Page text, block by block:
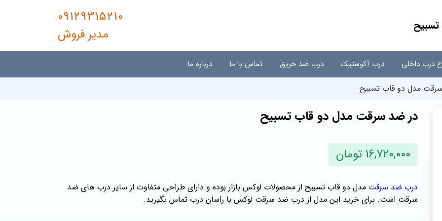
09129315210
مدیر فروش
درب داخلی درب آکوستیک درب ضد حریق تماس با ما درباره ما
مدل دو قاب تسبیح
در ضد سرقت مدل دو قاب تسبیح
16,720,000 تومان
درب ضد سرقت مدل دو قاب تسبیح از محصولات لوکس بازار بوده و دارای طراحی متفاوت از سایر درب های ضد
سرقت است. برای خرید این مدل از درب ضد سرقت لوکس با راسان درب تماس بگیرید.